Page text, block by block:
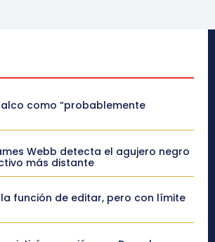
como “probablemente
Webb detecta el agujero negro
más distante
función de editar, pero con límite